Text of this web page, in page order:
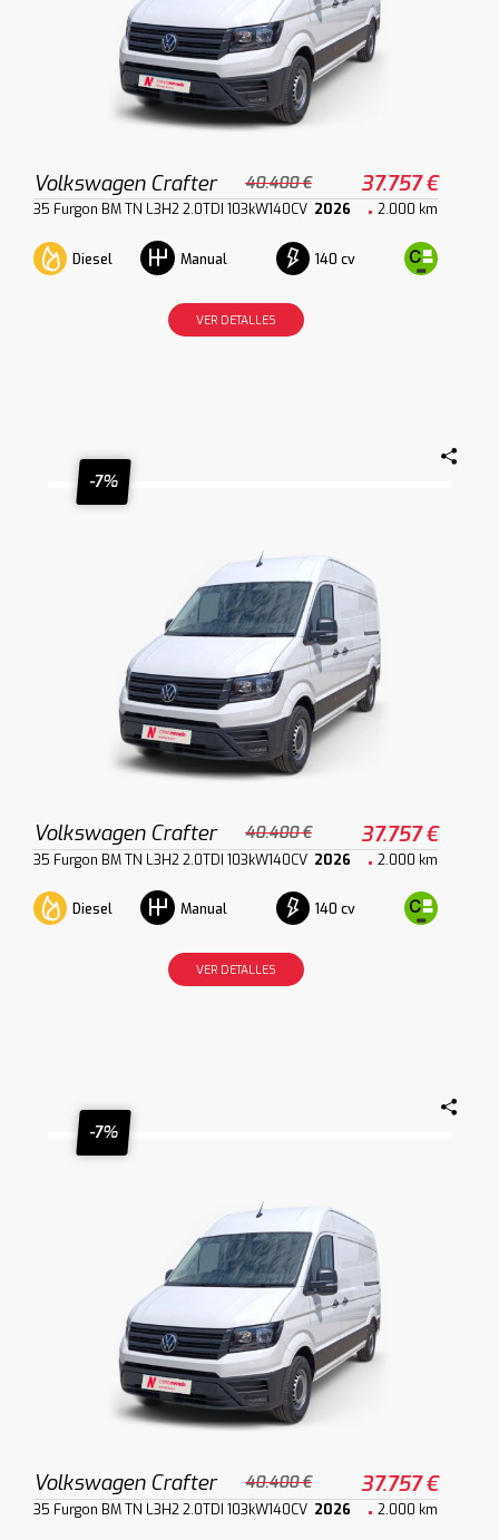
Volkswagen Crafter 40.400 € 37.757 €
35 Furgon BM TN L3H2 2.0TDI 103kW140CV 2026 2.000 km
Diesel Manual 140 cv
VER DETALLES
-7%
Volkswagen Crafter 40.400 € 37.757 €
35 Furgon BM TN L3H2 2.0TDI 103kW140CV 2026 2.000 km
Diesel Manual 140 cv
VER DETALLES
-7%
Volkswagen Crafter 40.400 € 37.757 €
35 Furgon BM TN L3H2 2.0TDI 103kW140CV 2026 2.000 km